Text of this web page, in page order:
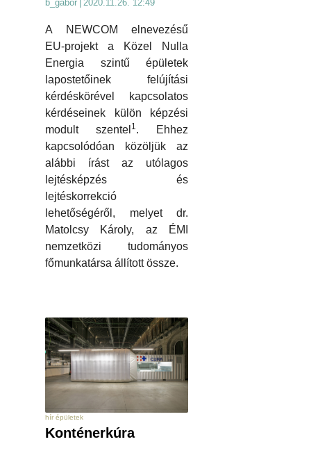
b_gabor 2020.11.26. 12:49
A NEWCOM elnevezésű
EU-projekt a Közel Nulla
Energia szintű épületek
lapostetőinek felújítási
kérdéskörével kapcsolatos
kérdéseinek külön képzési
modult szentel 1. Ehhez
kapcsolódóan közöljük az
alábbi írást az utólagos
lejtésképzés és
lejtéskorrekció
lehetőségéről, melyet dr.
Matolcsy Károly, az ÉMI
nemzetközi tudományos
főmunkatársa állított össze.
hír épületek
Konténerkúra